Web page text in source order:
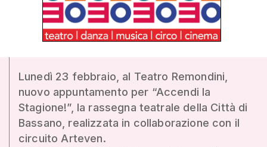
Lunedì 23 febbraio, al Teatro Remondini,
nuovo appuntamento per “Accendi la
Stagione!”, la rassegna teatrale della Città di
Bassano, realizzata in collaborazione con il
circuito Arteven.